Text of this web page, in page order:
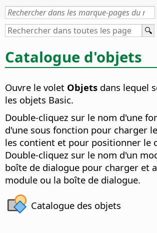
Catalogue d'objets
Ouvre le volet Objets dans lequel
les objets Basic.
Double-cliquez sur le nom d'une
d'une sous fonction pour charger
les contient et pour positionner le
Double-cliquez sur le nom d'un
boîte de dialogue pour charger et
module ou la boîte de dialogue.
Catalogue des objets